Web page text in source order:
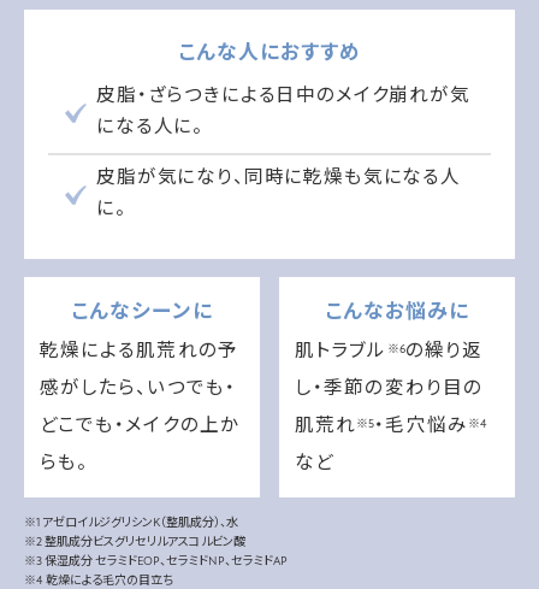
こんな人におすすめ
皮脂・ざらつきによる日中のメイク崩れが気
になる人に。
皮脂が気になり、同時に乾燥も気になる人
に。
こんなシーンに
乾燥による肌荒れの予
感がしたら、いつでも・
どこでも・メイクの上か
らも。
こんなお悩みに
肌トラブル ※6の繰り返
し・季節の変わり目の
肌荒れ※5・毛穴悩み ※4
など
※1 アゼロイルジグリシンK（整肌成分）、水
※2 整肌成分ビスグリセリルアスコルビン酸
※3 保湿成分 セラミドEOP、セラミドNP、セラミドAP
※4 乾燥による毛穴の目立ち